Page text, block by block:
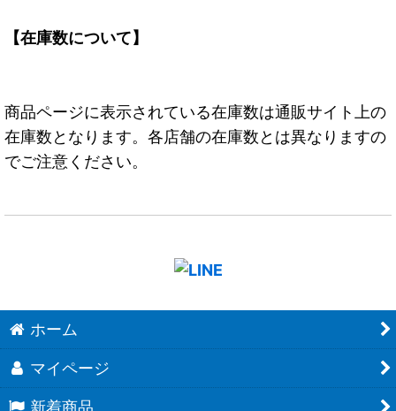
【在庫数について】
商品ページに表示されている在庫数は通販サイト上の
在庫数となります。各店舗の在庫数とは異なりますの
でご注意ください。
ホーム
マイページ
新着商品